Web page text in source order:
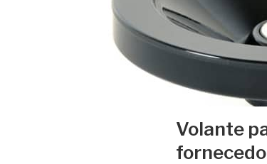
Volante